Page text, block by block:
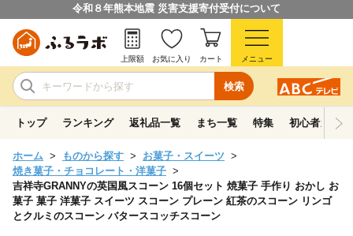
令和８年熊本地震 災害支援寄付受付について
検索
上限額 お気に入り カート メニュー
トップ ランキング 返礼品一覧 まち一覧 特集 初心者ガイド
ホーム ものから探す
お菓子・スイーツ
焼き菓子・チョコレート・洋菓子
吉祥寺GRANNYの英国風スコーン 16個セット 焼菓子 手作り おかし お
菓子 菓子 洋菓子 スイーツ スコーン プレーン 紅茶のスコーン リンゴ
とクルミのスコーン バタースコッチスコーン